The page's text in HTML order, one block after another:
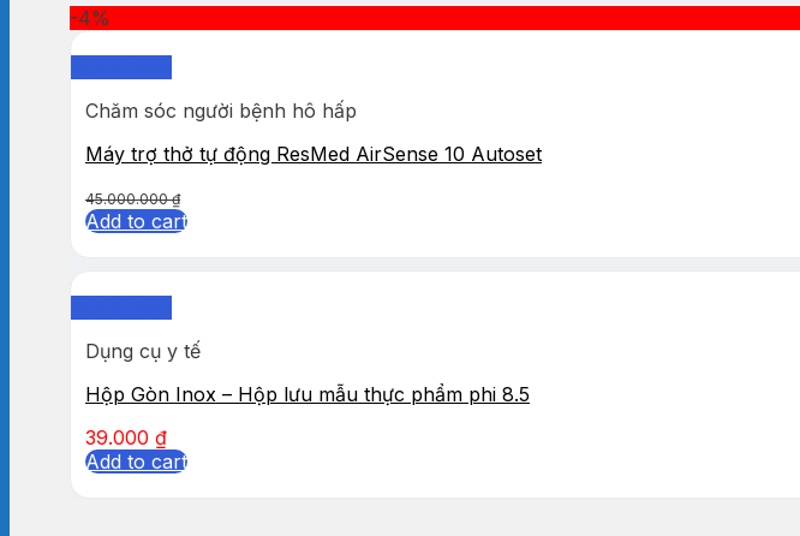
-4%
Chăm sóc người bệnh hô hấp
Máy trợ thở tự động ResMed AirSense 10 Autoset
45.000.000₫
Add to cart
Dụng cụ y tế
Hộp Gòn Inox – Hộp lưu mẫu thực phẩm phi 8.5
39.000 ₫
Add to cart